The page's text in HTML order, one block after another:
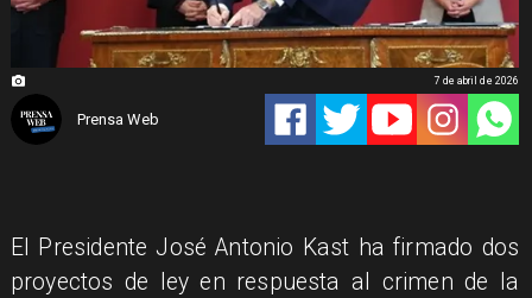
Prensa Web
7 de abril de 2026
El Presidente José Antonio Kast ha firmado dos
proyectos de ley en respuesta al crimen de la